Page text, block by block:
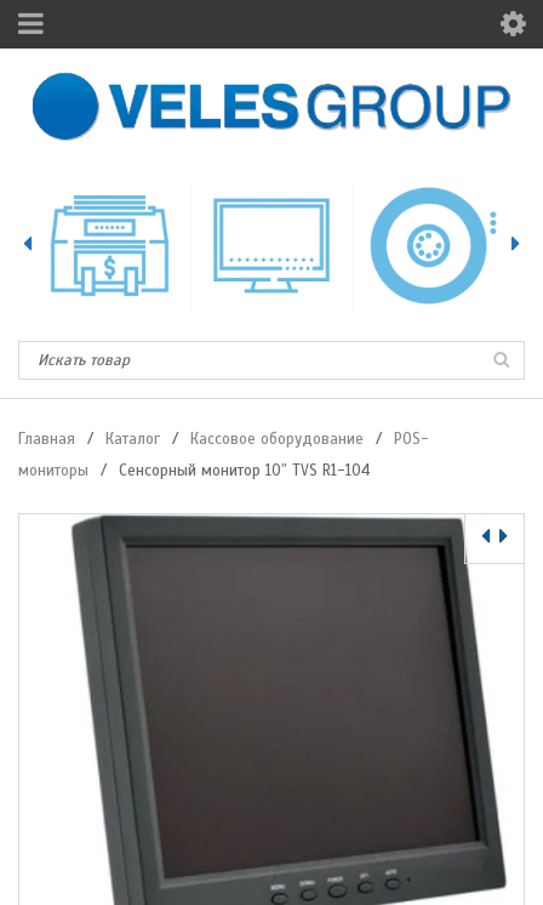
Главная / Каталог / Кассовое оборудование /
POS-
мониторы
/ Сенсорный монитор 10″ TVS R1-104